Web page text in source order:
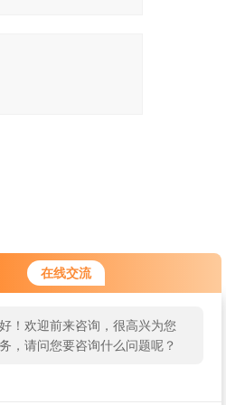
在线交流
好！欢迎前来咨询，很高兴为您
务，请问您要咨询什么问题呢？
，看您停留很久了，是否找到
求产品，您可以直接在线与我
返回